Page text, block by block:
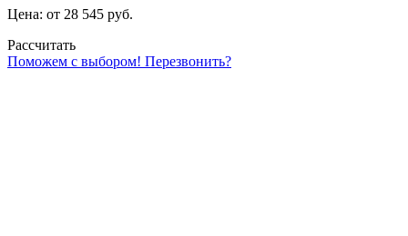
Цена: от 28 545 руб.
Рассчитать
Поможем с выбором! Перезвонить?